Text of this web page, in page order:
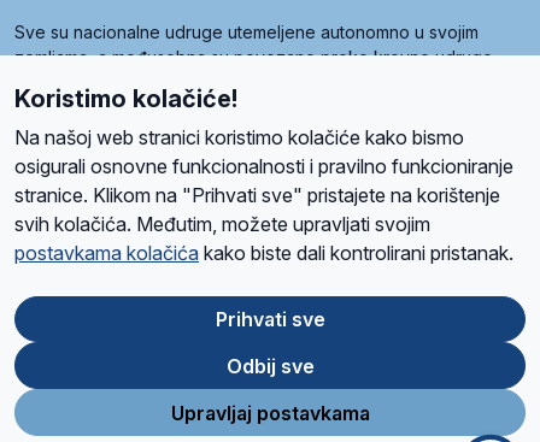
Sve su nacionalne udruge utemeljene autonomno u svojim
zemljama, a međusobna su povezane preko krovne udruge
Radio Maria). Svjetsku obitelj utemeljilo je sedam članica, među
kojima je i hrvatska Udruga Radio Marija.
O namaRadio ProgramVolonteriPrijateljiKontaktPravila privatnosti
Ova stranica je zaštićena Google reCAPTCHA sustavom
Store
Google
Play
Koristimo kolačiće!
Na našoj web stranici koristimo kolačiće kako bismo
osigurali osnovne funkcionalnosti i pravilno funkcioniranje
stranice. Klikom na "Prihvati sve" pristajete na korištenje
svih kolačića. Međutim, možete upravljati svojim
postavkama kolačića kako biste dali kontrolirani pristanak.
Prihvati sve
Odbij sve
Upravljaj postavkama